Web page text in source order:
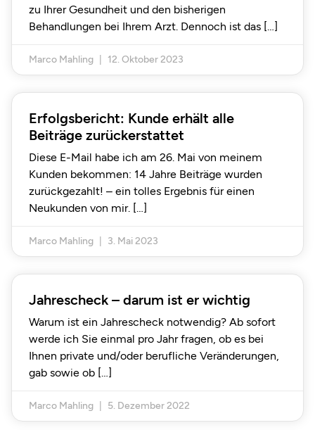
zu Ihrer Gesundheit und den bisherigen
Behandlungen bei Ihrem Arzt. Dennoch ist das
Marco Mahling 12. Oktober 2023
Erfolgsbericht: Kunde erhält alle
Beiträge zurückerstattet
Diese E-Mail habe ich am 26. Mai von meinem
Kunden bekommen: 14 Jahre Beiträge wurden
zurückgezahlt! – ein tolles Ergebnis für einen
Neukunden von mir.
Marco Mahling 3. Mai 2023
Jahrescheck – darum ist er wichtig
Warum ist ein Jahrescheck notwendig? Ab sofort
werde ich Sie einmal pro Jahr fragen, ob es bei
Ihnen private und/oder berufliche Veränderungen,
gab sowie ob
Marco Mahling 5. Dezember 2022